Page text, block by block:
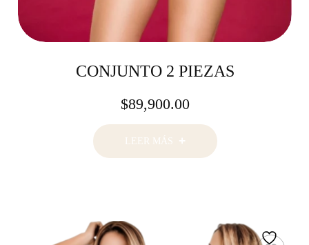
CONJUNTO 2 PIEZAS
$89,900.00
LEER MÁS